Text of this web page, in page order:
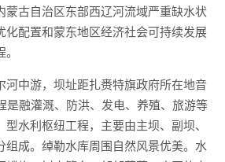
蒙古自治区东部西辽河流域严重缺水状
化配置和蒙东地区经济社会可持续发展
河中游，坝址距扎赉特旗政府所在地音
是融灌溉、防洪、发电、养殖、旅游等
水利枢纽工程，主要由主坝、副坝、
组成。绰勒水库周围自然风景优美。水